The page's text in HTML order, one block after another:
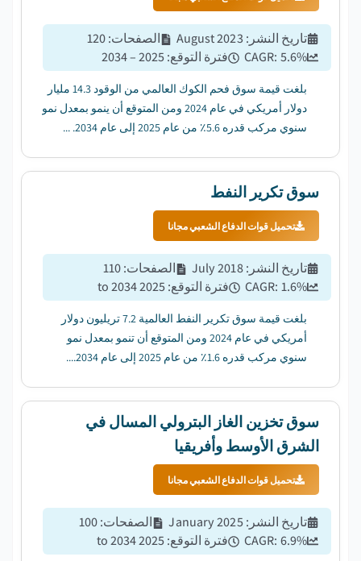
تاريخ النشر :
August 2023 الصفحات:
120
CAGR: 5.6% فترة التوقع:
2025 – 2034
بلغت قيمة سوق فحم الكوك العالمي من الوقود 14.3 مليار
دولار أمريكي في عام 2024 ومن المتوقع أن ينمو بمعدل نمو
سنوي مركب قدره 5.6٪ من عام 2025 إلى عام 2034. ...
سوق تكرير النفط
تحميل قوات الدفاع الشعبي مجانا
تاريخ النشر :
July 2018 الصفحات:
110
CAGR: 1.6% فترة التوقع:
2025 to 2034
بلغت قيمة سوق تكرير النفط العالمية 7.2 تريليون دولار
أمريكي في عام 2024 ومن المتوقع أن تنمو بمعدل نمو
سنوي مركب قدره 1.6٪ من عام 2025 إلى عام 2034....
سوق تخزين الغاز البترولي المسال في
الشرق الأوسط وأفريقيا
تحميل قوات الدفاع الشعبي مجانا
تاريخ النشر :
January 2025 الصفحات:
100
CAGR: 6.9% فترة التوقع:
2025 to 2034